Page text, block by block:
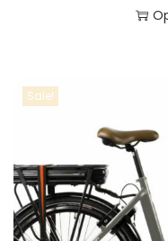
Sale!